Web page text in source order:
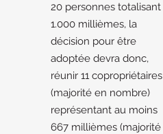
20 personnes totalisant
1.000 millièmes, la
décision pour être
adoptée devra donc,
réunir 11 copropriétaires
(majorité en nombre)
représentant au moins
667 millièmes (majorité